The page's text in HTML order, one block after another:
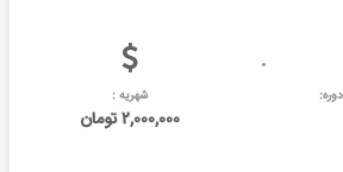
شهریه :
۲,۰۰۰,۰۰۰ تومان